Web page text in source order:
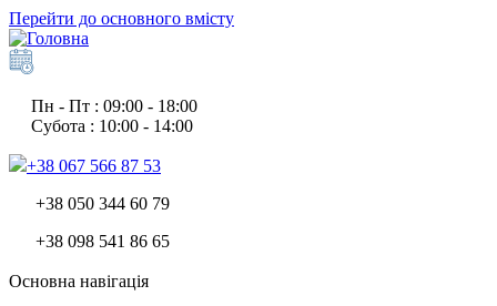
Перейти до основного вмісту
Пн - Пт : 09:00 - 18:00
Субота : 10:00 - 14:00
+38 067 566 87 53
+38 050 344 60 79
+38 098 541 86 65
Основна навігація